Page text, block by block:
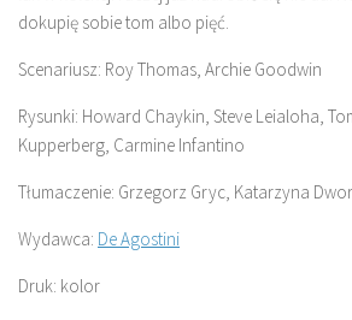
dokupię sobie tom albo pięć.
Scenariusz: Roy Thomas, Archie Goodwin
Rysunki: Howard Chaykin, Steve Leialoha,
Kupperberg, Carmine Infantino
Tłumaczenie: Grzegorz Gryc, Katarzyna
Wydawca: De Agostini
Druk: kolor